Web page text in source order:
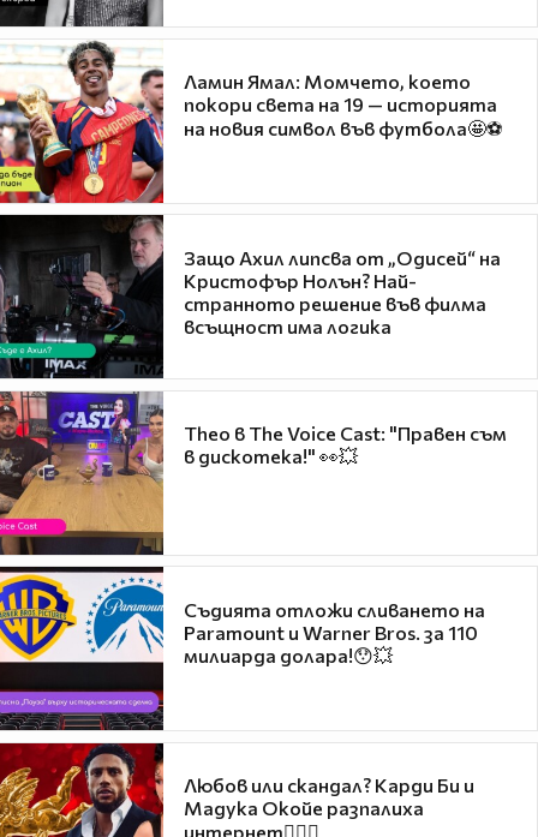
Ламин Ямал: Момчето, което
покори света на 19 — историята
на новия символ във футбола🤩⚽
Защо Ахил липсва от „Одисей“ на
Кристофър Нолън? Най-
странното решение във филма
всъщност има логика
Theo в The Voice Cast: "Правен съм
в дискотека!" 👀💥
Съдията отложи сливането на
Paramount и Warner Bros. за 110
милиарда долара!😯💥
Любов или скандал? Карди Би и
Мадука Окойе разпалиха
интернет❤️‍🔥🔥